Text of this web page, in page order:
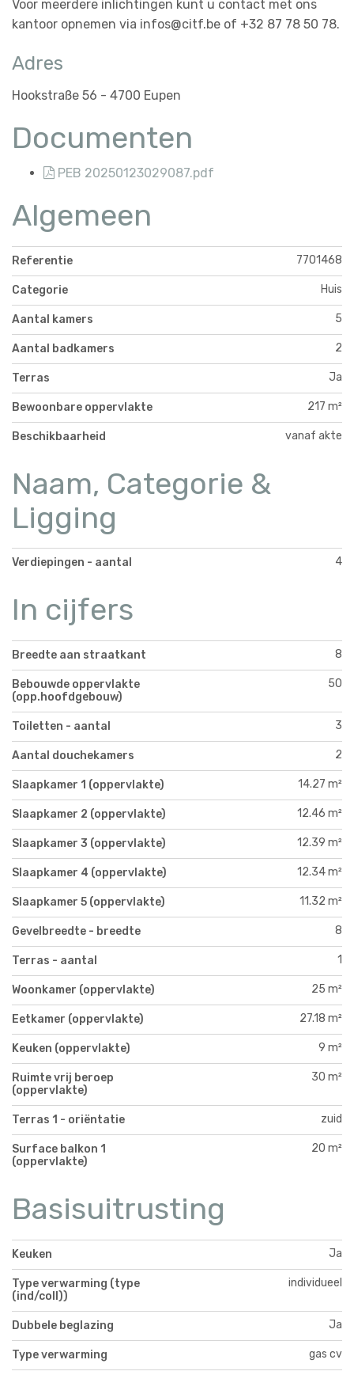
Voor meerdere inlichtingen kunt u contact met ons
kantoor opnemen via infos@citf.be of +32 87 78 50 78.
Adres
Hookstraße 56 - 4700 Eupen
Documenten
PEB 20250123029087.pdf
Algemeen
Referentie 7701468
Categorie Huis
Aantal kamers 5
Aantal badkamers 2
Terras Ja
Bewoonbare oppervlakte 217 m²
Beschikbaarheid vanaf akte
Naam, Categorie &
Ligging
Verdiepingen - aantal 4
In cijfers
Breedte aan straatkant 8
Bebouwde oppervlakte
(opp.hoofdgebouw)
50
Toiletten - aantal 3
Aantal douchekamers 2
Slaapkamer 1 (oppervlakte) 14.27 m²
Slaapkamer 2 (oppervlakte) 12.46 m²
Slaapkamer 3 (oppervlakte) 12.39 m²
Slaapkamer 4 (oppervlakte) 12.34 m²
Slaapkamer 5 (oppervlakte) 11.32 m²
Gevelbreedte - breedte 8
Terras - aantal 1
Woonkamer (oppervlakte) 25 m²
Eetkamer (oppervlakte) 27.18 m²
Keuken (oppervlakte) 9 m²
Ruimte vrij beroep
(oppervlakte)
30 m²
Terras 1 - oriëntatie zuid
Surface balkon 1
(oppervlakte)
20 m²
Basisuitrusting
Keuken Ja
Type verwarming (type
(ind/coll))
individueel
Dubbele beglazing Ja
Type verwarming gas cv